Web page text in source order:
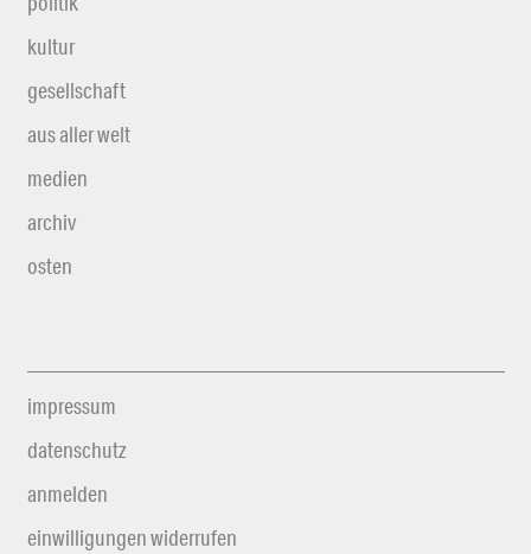
kultur
gesellschaft
aus aller welt
medien
archiv
osten
impressum
datenschutz
anmelden
einwilligungen widerrufen